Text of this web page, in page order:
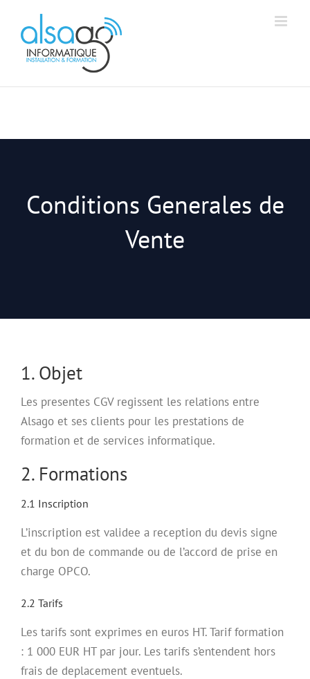
contenu
Conditions Generales de
Vente
1. Objet
Les presentes CGV regissent les relations entre
Alsago et ses clients pour les prestations de
formation et de services informatique.
2. Formations
2.1 Inscription
L’inscription est validee a reception du devis signe
et du bon de commande ou de l’accord de prise en
charge OPCO.
2.2 Tarifs
Les tarifs sont exprimes en euros HT. Tarif formation
: 1 000 EUR HT par jour. Les tarifs s’entendent hors
frais de deplacement eventuels.